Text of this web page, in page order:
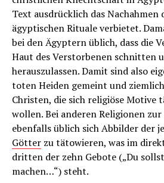
Text ausdrücklich das Nachahmen
ägyptischen Rituale verbietet.
bei den Ägyptern üblich, dass die
Haut des Verstorbenen schnitten
herauszulassen. Damit sind also
toten Heiden gemeint und
Christen, die sich religiöse Motive
wollen. Bei anderen Religionen
ebenfalls üblich sich Abbilder der
Götter zu tätowieren, was im
dritten der zehn Gebote („Du
machen…“) steht.